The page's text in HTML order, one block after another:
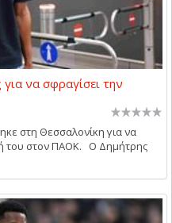
να σφραγίσει την
στη Θεσσαλονίκη για να
του στον ΠΑΟΚ. Ο Δημήτρης